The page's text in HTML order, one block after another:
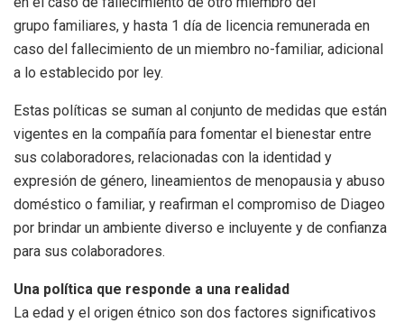
grupo familiares, y hasta 1 día de licencia remunerada en
caso del fallecimiento de un miembro no-familiar, adicional
a lo establecido por ley.
Estas políticas se suman al conjunto de medidas que están
vigentes en la compañía para fomentar el bienestar entre
sus colaboradores, relacionadas con la identidad y
expresión de género, lineamientos de menopausia y abuso
doméstico o familiar, y reafirman el compromiso de Diageo
por brindar un ambiente diverso e incluyente y de confianza
para sus colaboradores.
Una política que responde a una realidad
La edad y el origen étnico son dos factores significativos